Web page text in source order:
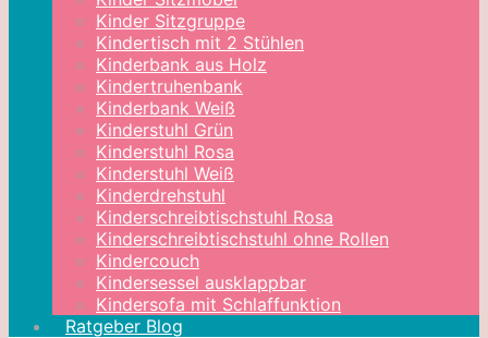
Kinder Sitzgruppe
Kindertisch mit 2 Stühlen
Kinderbank aus Holz
Kindertruhenbank
Kinderbank Weiß
Kinderstuhl Grün
Kinderstuhl Rosa
Kinderstuhl Weiß
Kinderdrehstuhl
Kinderschreibtischstuhl Rosa
Kinderschreibtischstuhl ohne Rollen
Kindercouch
Kindersessel ausklappbar
Kindersofa mit Schlaffunktion
Ratgeber Blog